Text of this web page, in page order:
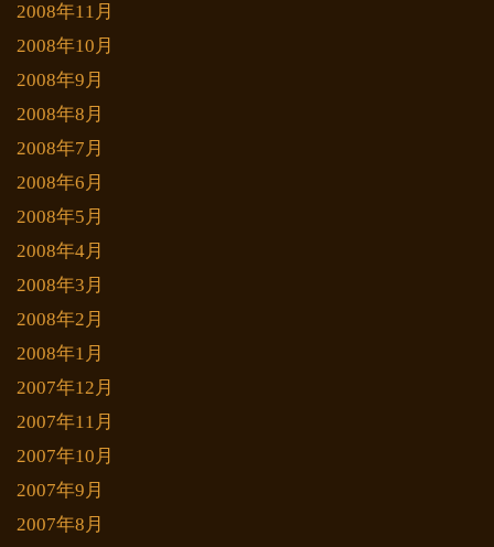
2008年11月
2008年10月
2008年9月
2008年8月
2008年7月
2008年6月
2008年5月
2008年4月
2008年3月
2008年2月
2008年1月
2007年12月
2007年11月
2007年10月
2007年9月
2007年8月